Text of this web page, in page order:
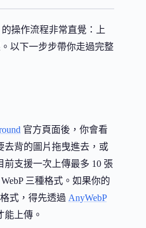
的操作流程非常直覺：上
以下一步步帶你走過完整
官方頁面後，你會看
去背的圖片拖曳進去，或
支援一次上傳最多 10 張
三種格式。如果你的
式，得先透過 AnyWebP
能上傳。